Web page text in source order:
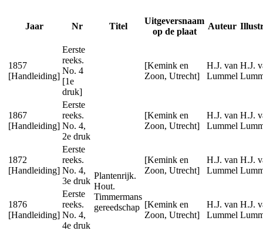
Jaar Nr Titel
Uitgeversnaam
op de plaat
Auteur
1857
[Handleiding]
Eerste
reeks.
No. 4
[1e
druk]
Plantenrijk.
Hout.
Timmermans
gereedschap
[Kemink en
Zoon, Utrecht]
H.J. van
Lummel
H.J.
1867
[Handleiding]
Eerste
reeks.
No. 4,
2e druk
[Kemink en
Zoon, Utrecht]
H.J. van
Lummel
H.J.
1872
[Handleiding]
Eerste
reeks.
No. 4,
3e druk
[Kemink en
Zoon, Utrecht]
H.J. van
Lummel
H.J.
1876
[Handleiding]
Eerste
reeks.
No. 4,
4e druk
[Kemink en
Zoon, Utrecht]
H.J. van
Lummel
H.J.